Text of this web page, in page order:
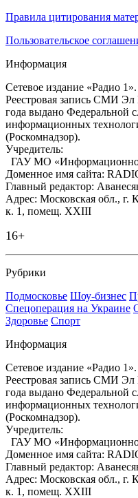
Правила цитирования
Пользовательское
Информация
Сетевое издание «Радио 1».
Реестровая запись СМИ
года выдано Федеральной
информационных
(Роскомнадзор).
Учредитель:
ГАУ МО «Информационное
Доменное имя сайта:
Главный редактор:
Адрес: Московская обл., г.
к. 1, помещ. XXIII
16+
Рубрики
Подмосковье Шоу-бизнес
Спецоперация на Украине
Здоровье Спорт
Информация
Сетевое издание «Радио 1».
Реестровая запись СМИ
года выдано Федеральной
информационных
(Роскомнадзор).
Учредитель:
ГАУ МО «Информационное
Доменное имя сайта:
Главный редактор:
Адрес: Московская обл., г.
к. 1, помещ. XXIII